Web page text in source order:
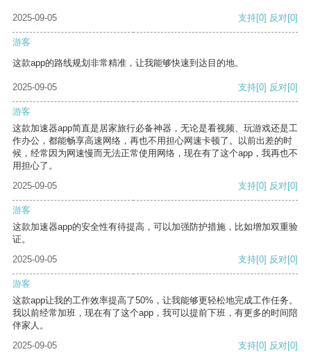
2025-09-05 支持[0] 反对[0]
游客
这款app的路线规划非常精准，让我能够快速到达目的地。
2025-09-05 支持[0] 反对[0]
游客
这款加速器app简直是居家旅行必备神器，无论是看视频、玩游戏还是工
作办公，都能畅享高速网络，再也不用担心网速卡顿了。以前出差的时
候，经常因为网速慢而无法正常使用网络，现在有了这个app，我再也不
用担心了。
2025-09-05
支持[0] 反对[0]
游客
这款加速器app的安全性有待提高，可以加强防护措施，比如增加双重验
证。
2025-09-05
支持[0] 反对[0]
游客
这款app让我的工作效率提高了50%，让我能够更轻松地完成工作任务。
我以前经常加班，现在有了这个app，我可以提前下班，有更多的时间陪
伴家人。
2025-09-05
支持[0] 反对[0]